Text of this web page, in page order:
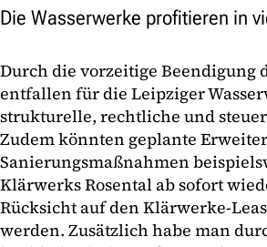
Die Wasserwerke profitieren in
Durch die vorzeitige Beendigung
entfallen für die Leipziger
strukturelle, rechtliche und
Zudem könnten geplante
Sanierungsmaßnahmen
Klärwerks Rosental ab sofort
Rücksicht auf den Klärwerke-
werden. Zusätzlich habe man